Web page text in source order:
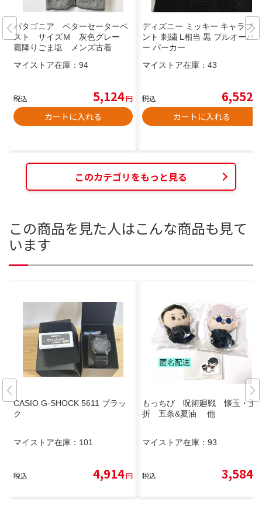
パタゴニア ベターセーターベ
スト サイズＭ 灰色グレー
霜降りごま塩 メンズ古着
マイストア在庫： 94
税込 5,124円
カートに入れる
ディズニー ミッキー キャラプリ
ント 刺繍 L相当 黒 プルオーバ
ー パーカー
マイストア在庫： 43
税込 6,552
カートに入れる
このカテゴリをもっと見る
この商品を見た人はこんな商品も見て
います
CASIO G-SHOCK 5611 ブラッ
ク
マイストア在庫： 101
税込 4,914円
もっちび 呪術廻戦 懐玉・玉
折 五条&夏油 他
マイストア在庫： 93
税込 3,584